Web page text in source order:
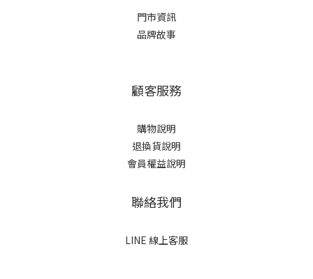
門市資訊
品牌故事
顧客服務
購物說明
退換貨說明
會員權益說明
聯絡我們
LINE 線上客服